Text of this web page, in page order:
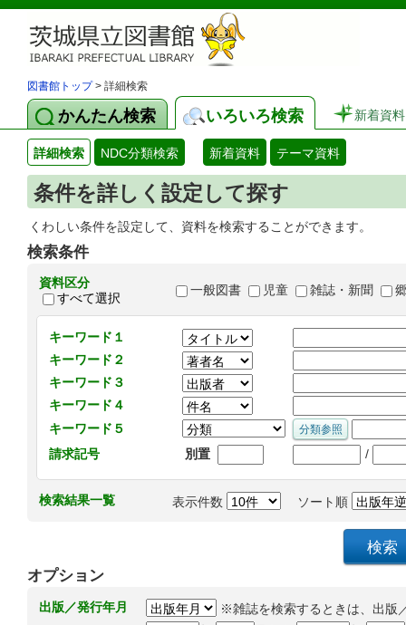
図書館トップ> 詳細検索
かんたん検索 いろいろ検索 新着資料
詳細検索 NDC分類検索 新着資料 テーマ資料
条件を詳しく設定して探す
くわしい条件を設定して、資料を検索することができます。
検索条件
資料区分
すべて選択
一般図書 児童 雑誌・新聞
キーワード１
キーワード２
キーワード３
キーワード４
キーワード５
請求記号
別置 /
検索結果一覧 表示件数 ソート順
オプション
出版／発行年月
※雑誌を検索するときは、出版